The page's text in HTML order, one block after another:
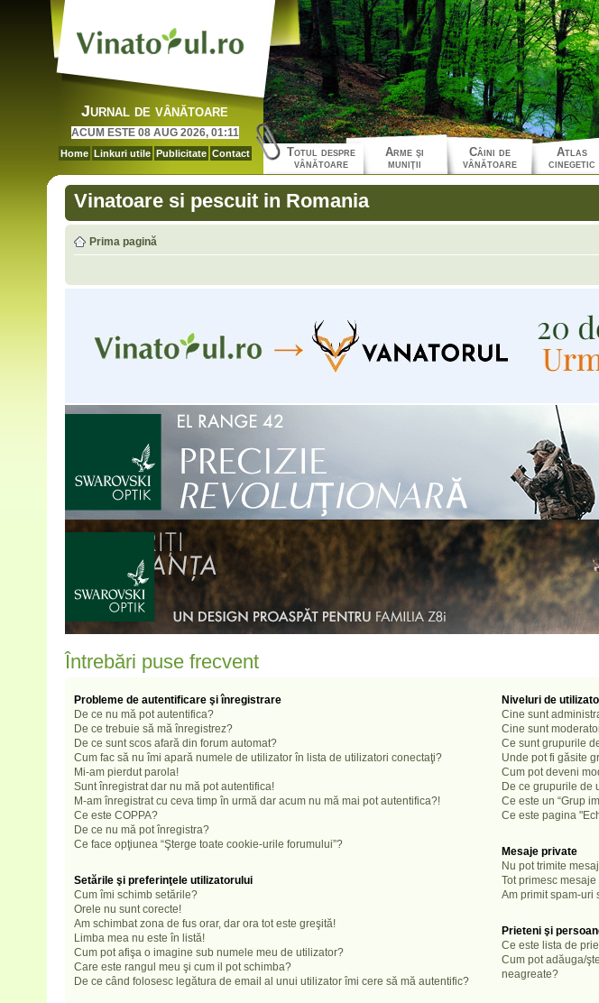
Jurnal de vânătoare
ACUM ESTE 08 AUG 2026, 01:11
Home Linkuri utile Publicitate Contact
Totul despre
vânătoare
Arme şi
muniţii
Câini de
vânătoare
Atlas
cinegetic
Vinatoare si pescuit in Romania
Prima pagină
Întrebări puse frecvent
Probleme de autentificare şi înregistrare
De ce nu mă pot autentifica?
De ce trebuie să mă înregistrez?
De ce sunt scos afară din forum automat?
Cum fac să nu îmi apară numele de utilizator în lista de utilizatori conectaţi?
Mi-am pierdut parola!
Sunt înregistrat dar nu mă pot autentifica!
M-am înregistrat cu ceva timp în urmă dar acum nu mă mai pot autentifica?!
Ce este COPPA?
De ce nu mă pot înregistra?
Ce face opţiunea “Şterge toate cookie-urile forumului”?
Setările şi preferinţele utilizatorului
Cum îmi schimb setările?
Orele nu sunt corecte!
Am schimbat zona de fus orar, dar ora tot este greşită!
Limba mea nu este în listă!
Cum pot afişa o imagine sub numele meu de utilizator?
Care este rangul meu şi cum il pot schimba?
De ce când folosesc legătura de email al unui utilizator îmi cere să mă autentific?
Niveluri de
Cine sunt
Cine sunt
Ce sunt grupurile
Unde pot fi găsite
Cum pot deveni
De ce grupurile de
Ce este un “Grup
Ce este pagina
Mesaje private
Nu pot trimite
Tot primesc
Am primit spam-uri
Prieteni şi
Ce este lista de
Cum pot adăuga/
neagreate?